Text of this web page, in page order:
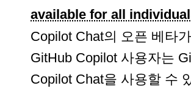
available for all
Copilot Chat의 오픈 베타
GitHub Copilot 사용자는
Copilot Chat을 사용할 수